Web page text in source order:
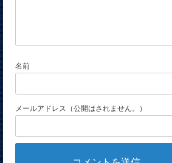
名前
メールアドレス（公開はされません。）